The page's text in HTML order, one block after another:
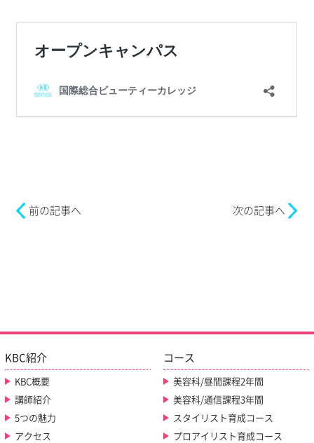
前の記事へ 次の記事へ
KBC紹介
KBC概要
講師紹介
5つの魅力
アクセス
コース
美容科/昼間課程2年間
美容科/通信課程3年間
スタイリスト育成コース
プロアイリスト育成コース